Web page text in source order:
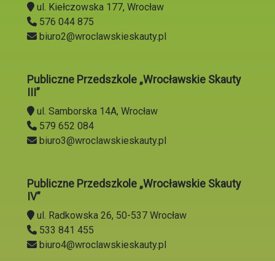
ul. Kiełczowska 177, Wrocław
576 044 875
biuro2@wroclawskieskauty.pl
Publiczne Przedszkole „Wrocławskie Skauty
III”
ul. Samborska 14A, Wrocław
579 652 084
biuro3@wroclawskieskauty.pl
Publiczne Przedszkole „Wrocławskie Skauty
IV”
ul. Radkowska 26, 50-537 Wrocław
533 841 455
biuro4@wroclawskieskauty.pl